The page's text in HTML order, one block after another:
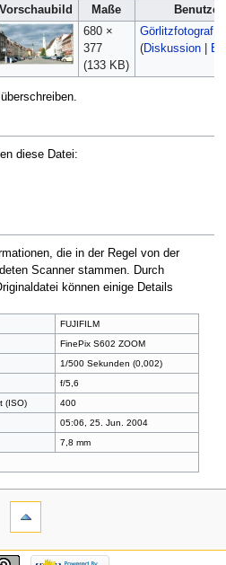
Vorschaubild Maße
Benutzer
680 ×
377
(133 KB)
Görlitzfotograf
(Diskussion|
diese Datei:
die in der Regel von der
Scanner stammen. Durch
können einige Details
FUJIFILM
FinePix S602 ZOOM
1/500 Sekunden (0,002)
f/5,6
(ISO)
400
05:06, 25. Jun. 2004
7,8 mm